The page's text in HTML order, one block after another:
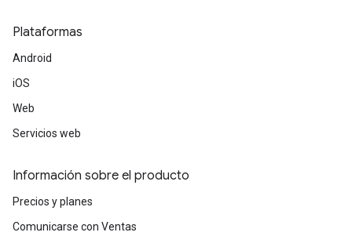
Plataformas
Android
iOS
Web
Servicios web
Información sobre el producto
Precios y planes
Comunicarse con Ventas